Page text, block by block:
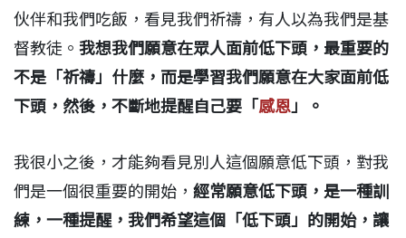
伙伴和我們吃飯，看見我們祈禱，有人以為我們是基
督教徒。 我想我們願意在眾人面前低下頭，最重要的
不是「祈禱」什麼，而是學習我們願意在大家面前低
下頭，然後，不斷地提醒自己要「感恩 」。
我很小之後，才能夠看見別人這個願意低下頭，對我
們是一個很重要的開始， 經常願意低下頭，是一種訓
練，一種提醒，我們希望這個「低下頭」的開始，讓